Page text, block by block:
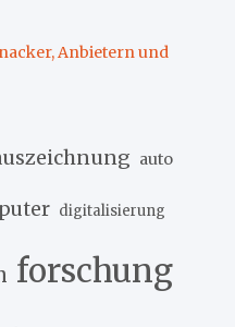
Anbietern und
auto
digitalisierung
forschung